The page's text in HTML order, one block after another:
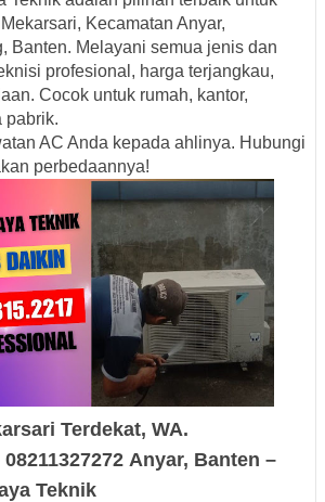
Kecamatan Anyar,
Banten. Melayani semua jenis dan
profesional, harga terjangkau,
Cocok untuk rumah, kantor,
pabrik.
AC Anda kepada ahlinya. Hubungi
perbedaannya!
Terdekat, WA.
08211327272 Anyar, Banten –
Teknik